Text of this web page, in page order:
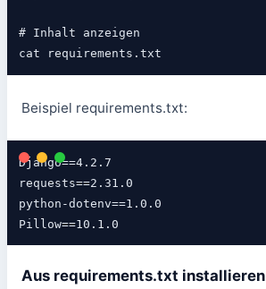
# Inhalt anzeigen
Beispiel requirements.txt:
Django==4.2.7
requests==2.31.0
python-dotenv==1.0.0
Aus requirements.txt installieren